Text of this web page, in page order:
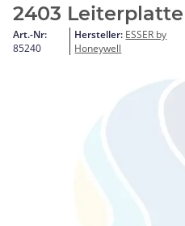
2403 Leiterplatte
Art.-Nr:
85240
Hersteller: ESSER by
Honeywell